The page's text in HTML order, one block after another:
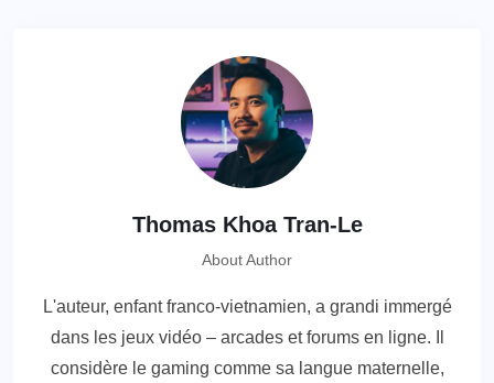
Thomas Khoa Tran-Le
About Author
L'auteur, enfant franco-vietnamien, a grandi immergé
dans les jeux vidéo – arcades et forums en ligne. Il
considère le gaming comme sa langue maternelle,